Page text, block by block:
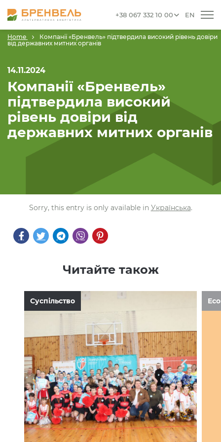
+38 067 332 10 00 EN
Home
Компанії «Бренвель» підтвердила високий рівень довіри
від державних митних органів
14.11.2024
Компанії «Бренвель»
підтвердила високий
рівень довіри від
державних митних органів
Sorry, this entry is only available in Українська.
Читайте також
Суспільство